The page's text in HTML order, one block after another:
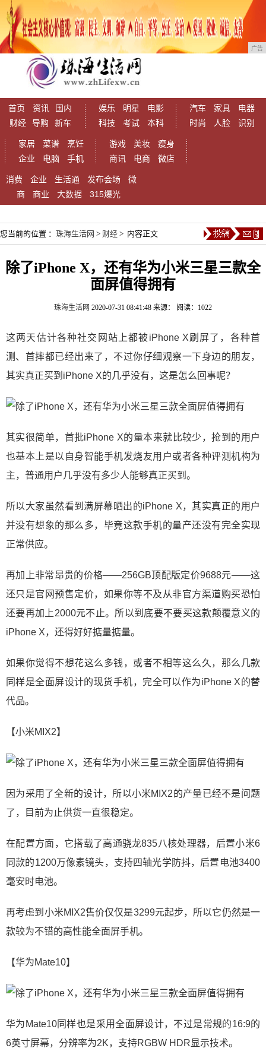
广告
首页 资讯
国内
财经
导购 新车
娱乐 明星
电影
科技
考试 本科
汽车 家具
电器
时尚
人脸 识别
家居 菜谱
烹饪
企业
电脑 手机
游戏 美妆
瘦身
商讯
电商 微店
消费 企业 生活通 发布会场
微
商
商业 大数据 315爆光
您当前的位置 ： 珠海生活网 > 财经 > 内容正文
除了iPhone X，还有华为小米三星三款全
面屏值得拥有
珠海生活网 2020-07-31 08:41:48 来源： 阅读：1022
这两天估计各种社交网站上都被iPhone X刷屏了，各种首
测、首摔都已经出来了，不过你仔细观察一下身边的朋友，
其实真正买到iPhone X的几乎没有，这是怎么回事呢？
其实很简单，首批iPhone X的量本来就比较少，抢到的用户
也基本上是以自身智能手机发烧友用户或者各种评测机构为
主，普通用户几乎没有多少人能够真正买到。
所以大家虽然看到满屏幕晒出的iPhone X，其实真正的用户
并没有想象的那么多，毕竟这款手机的量产还没有完全实现
正常供应。
再加上非常昂贵的价格——256GB顶配版定价9688元——这
还只是官网预售定价，如果你等不及从非官方渠道购买恐怕
还要再加上2000元不止。所以到底要不要买这款颠覆意义的
iPhone X，还得好好掂量掂量。
如果你觉得不想花这么多钱，或者不相等这么久，那么几款
同样是全面屏设计的现货手机，完全可以作为iPhone X的替
代品。
【小米MIX2】
因为采用了全新的设计，所以小米MIX2的产量已经不是问题
了，目前为止供货一直很稳定。
在配置方面，它搭载了高通骁龙835八核处理器，后置小米6
同款的1200万像素镜头，支持四轴光学防抖，后置电池3400
毫安时电池。
再考虑到小米MIX2售价仅仅是3299元起步，所以它仍然是一
款较为不错的高性能全面屏手机。
【华为Mate10】
华为Mate10同样也是采用全面屏设计，不过是常规的16:9的
6英寸屏幕，分辨率为2K，支持RGBW HDR显示技术。